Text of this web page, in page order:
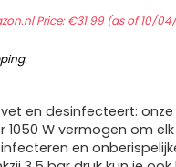
Price:€31.99(as of 10/04/
.
en desinfecteert:
1050 W vermogen om
en